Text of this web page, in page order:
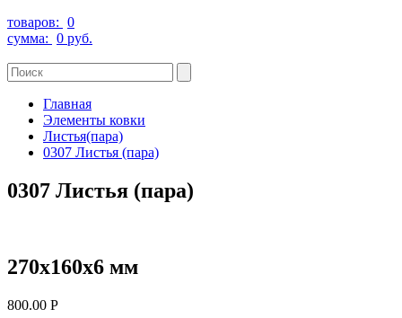
товаров: 0
сумма: 0 руб.
Главная
Элементы ковки
Листья(пара)
0307 Листья (пара)
0307 Листья (пара)
270х160х6 мм
800.00 Р